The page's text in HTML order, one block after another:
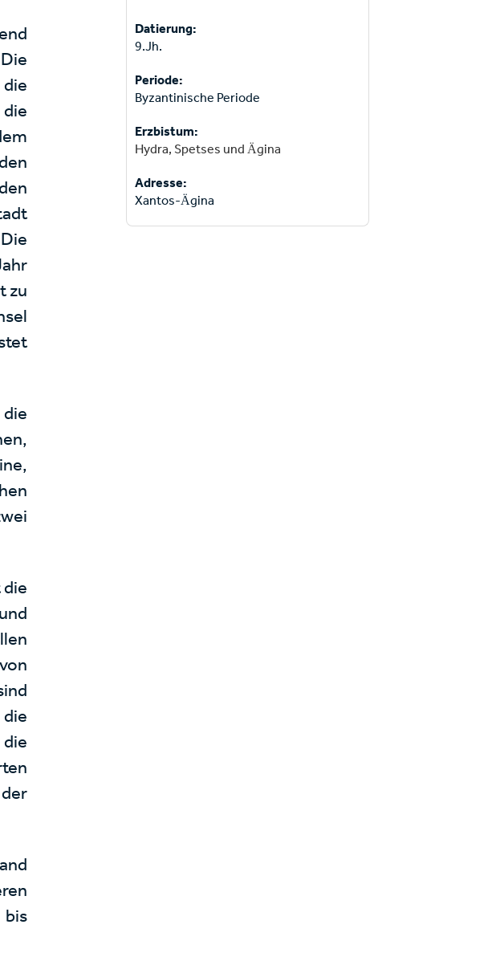
zu
bis
Datierung:
9.Jh.
Periode:
Byzantinische Periode
Erzbistum:
Hydra, Spetses und Ägina
Adresse:
Xantos-Ägina